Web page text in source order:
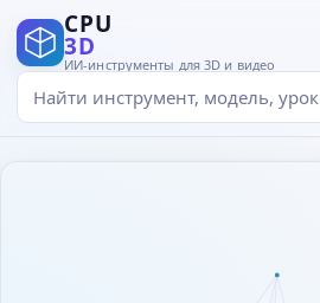
CPU
3D
ИИ-инструменты для 3D и видео